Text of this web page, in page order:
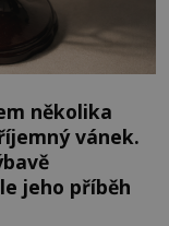
několika
vánek.
jeho příběh